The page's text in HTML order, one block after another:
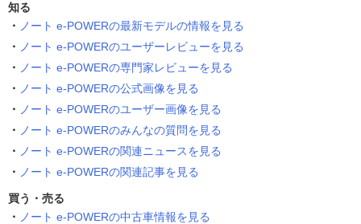
知る
ノート e-POWERの最新モデルの情報を見る
ノート e-POWERのユーザーレビューを見る
ノート e-POWERの専門家レビューを見る
ノート e-POWERの公式画像を見る
ノート e-POWERのユーザー画像を見る
ノート e-POWERのみんなの質問を見る
ノート e-POWERの関連ニュースを見る
ノート e-POWERの関連記事を見る
買う・売る
ノート e-POWERの中古車情報を見る